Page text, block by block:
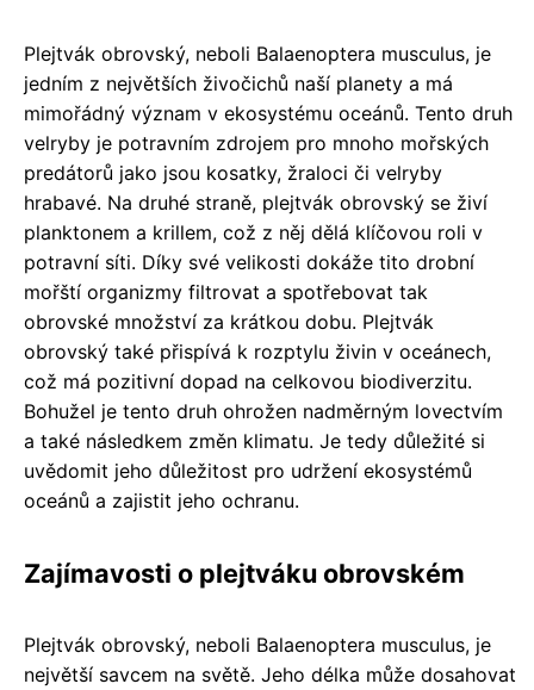
Plejtvák obrovský, neboli Balaenoptera musculus, je
jedním z největších živočichů naší planety a má
mimořádný význam v ekosystému oceánů. Tento druh
velryby je potravním zdrojem pro mnoho mořských
predátorů jako jsou kosatky, žraloci či velryby
hrabavé. Na druhé straně, plejtvák obrovský se živí
planktonem a krillem, což z něj dělá klíčovou roli v
potravní síti. Díky své velikosti dokáže tito drobní
mořští organizmy filtrovat a spotřebovat tak
obrovské množství za krátkou dobu. Plejtvák
obrovský také přispívá k rozptylu živin v oceánech,
což má pozitivní dopad na celkovou biodiverzitu.
Bohužel je tento druh ohrožen nadměrným lovectvím
a také následkem změn klimatu. Je tedy důležité si
uvědomit jeho důležitost pro udržení ekosystémů
oceánů a zajistit jeho ochranu.
Zajímavosti o plejtváku obrovském
Plejtvák obrovský, neboli Balaenoptera musculus, je
největší savcem na světě. Jeho délka může dosahovat